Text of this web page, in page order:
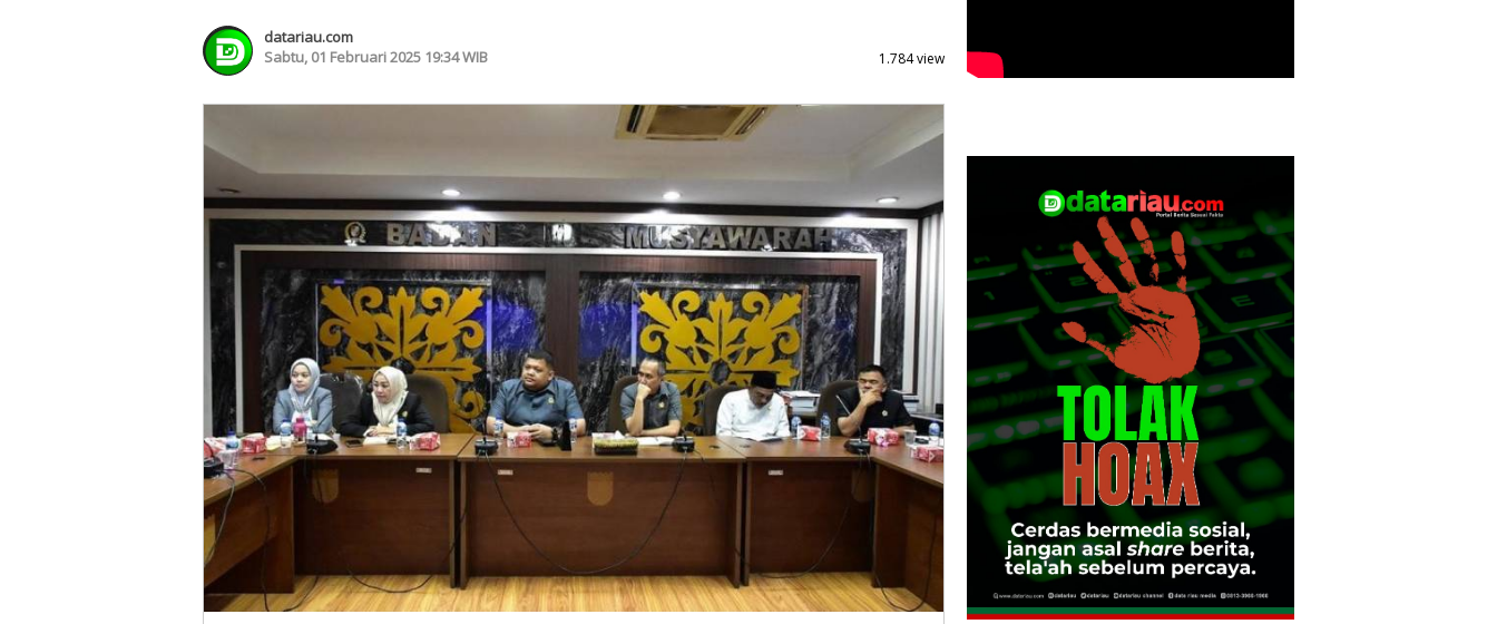
datariau.com
Sabtu, 01 Februari 2025 19:34 WIB
1.784 view